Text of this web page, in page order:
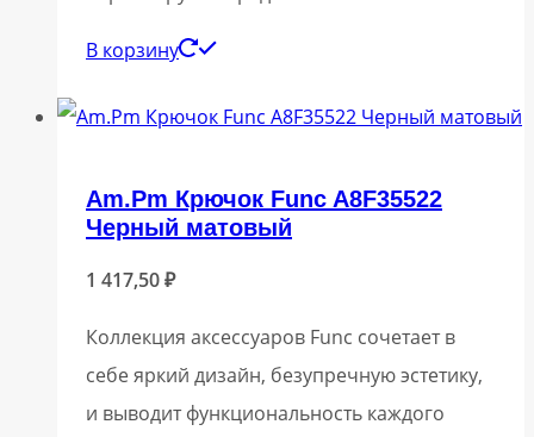
В корзину
Am.Pm Крючок Func A8F35522
Черный матовый
1 417,50₽
Коллекция аксессуаров Func сочетает в
себе яркий дизайн, безупречную эстетику,
и выводит функциональность каждого